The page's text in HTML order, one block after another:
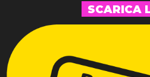
SCARICA